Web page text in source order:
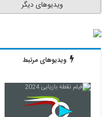
ویدیوهای دیگر
ویدیوهای مرتبط